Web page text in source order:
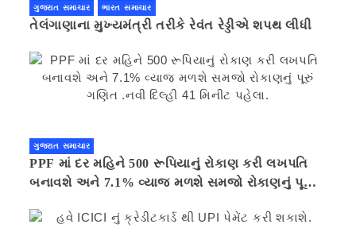
ગુજરાત સમાચાર ભારત સમાચાર
તેલંગાણાના મુખ્યમંત્રી તરીકે રેવંત રેડ્ડીએ શપથ લીધી
ગુજરાત સમાચાર
PPF માં દર મહિને 500 રૂપિયાનું રોકાણ કરી લખપતિ
બનાવશે અને 7.1% વ્યાજ મળશે સમજો રોકાણનું પૂરું